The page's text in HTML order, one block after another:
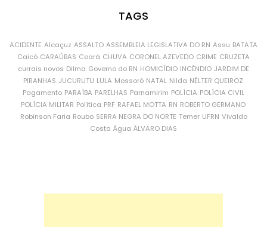
TAGS
ACIDENTE Alcaçuz ASSALTO ASSEMBLEIA LEGISLATIVA DO RN Assu BATATA
Caicó CARAÚBAS Ceará CHUVA CORONEL AZEVEDO CRIME CRUZETA
currais novos Dilma Governo do RN HOMICÍDIO INCÊNDIO JARDIM DE
PIRANHAS JUCURUTU LULA Mossoró NATAL Nilda NÉLTER QUEIROZ
Pagamento PARAÍBA PARELHAS Parnamirim POLÍCIA POLÍCIA CIVIL
POLÍCIA MILITAR Política PRF RAFAEL MOTTA RN ROBERTO GERMANO
Robinson Faria Roubo SERRA NEGRA DO NORTE Temer UFRN Vivaldo
Costa Água ÁLVARO DIAS